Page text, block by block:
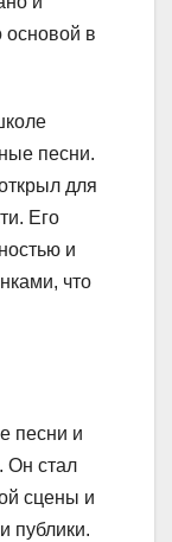
основой в
песни.
для
Его
и
что
песни и
Он стал
сцены и
публики.